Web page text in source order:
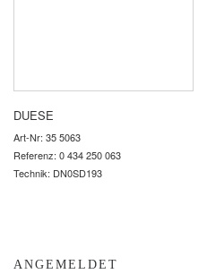
DUESE
Art-Nr: 35 5063
Referenz: 0 434 250 063
Technik: DN0SD193
ANGEMELDET